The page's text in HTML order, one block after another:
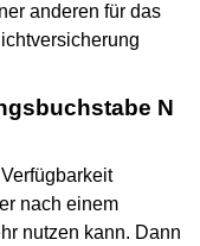
anderen für das
N
nach einem
nutzen kann. Dann